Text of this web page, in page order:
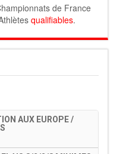
de France
qualifiables.
AUX EUROPE /